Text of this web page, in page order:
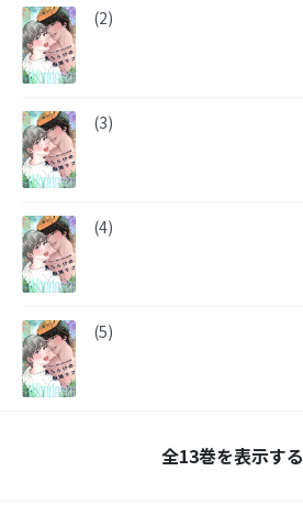
(2)
(3)
(4)
(5)
全13巻を表示する